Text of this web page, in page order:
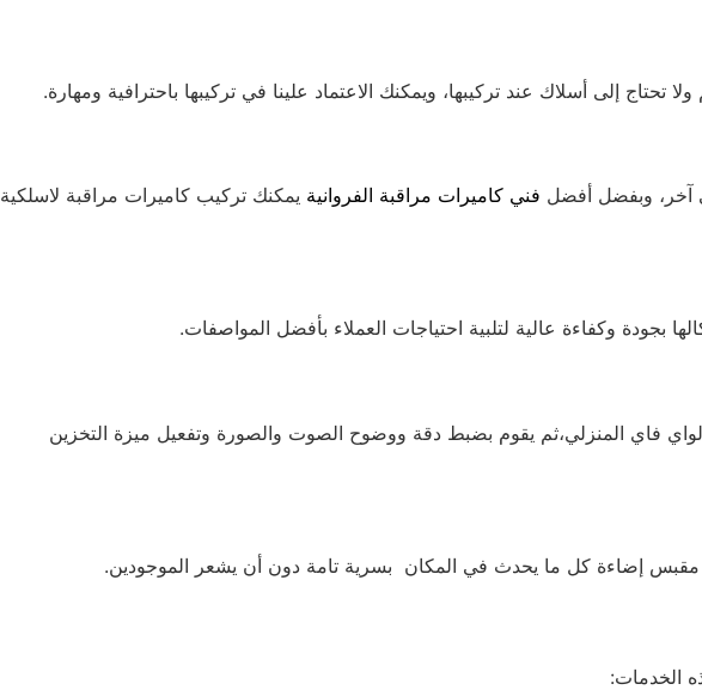
إلى أسلاك عند تركيبها، ويمكنك الاعتماد علينا في تركيبها باحترافية ومهارة.
آخر، وبفضل أفضل فني كاميرات مراقبة الفروانية يمكنك تركيب كاميرات مراقبة لاسلكية
وكفاءة عالية لتلبية احتياجات العملاء بأفضل المواصفات.
فاي المنزلي،ثم يقوم بضبط دقة ووضوح الصوت والصورة وتفعيل ميزة التخزين
مقبس إضاءة كل ما يحدث في المكان بسرية تامة دون أن يشعر الموجودين.
الخدمات: